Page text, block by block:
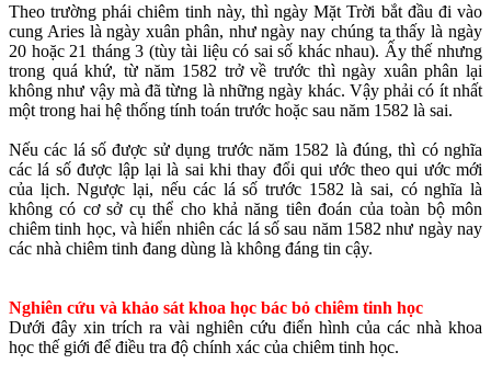
Theo trường phái chiêm tinh này, thì ngày Mặt Trời bắt đầu đi vào
cung Aries là ngày xuân phân, như ngày nay chúng ta thấy là ngày
20 hoặc 21 tháng 3 (tùy tài liệu có sai số khác nhau). Ấy thế nhưng
trong quá khứ, từ năm 1582 trở về trước thì ngày xuân phân lại
không như vậy mà đã từng là những ngày khác. Vậy phải có ít nhất
một trong hai hệ thống tính toán trước hoặc sau năm 1582 là sai.
Nếu các lá số được sử dụng trước năm 1582 là đúng, thì có nghĩa
các lá số được lập lại là sai khi thay đổi qui ước theo qui ước mới
của lịch. Ngược lại, nếu các lá số trước 1582 là sai, có nghĩa là
không có cơ sở cụ thể cho khả năng tiên đoán của toàn bộ môn
chiêm tinh học, và hiển nhiên các lá số sau năm 1582 như ngày nay
các nhà chiêm tinh đang dùng là không đáng tin cậy.
Nghiên cứu và khảo sát khoa học bác bỏ chiêm tinh học
Dưới đây xin trích ra vài nghiên cứu điển hình của các nhà khoa
học thế giới để điều tra độ chính xác của chiêm tinh học.